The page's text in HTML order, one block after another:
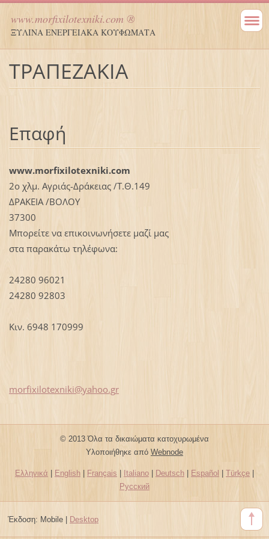
www.morfixilotexniki.com ®
ΞΥΛΙΝΑ ΕΝΕΡΓΕΙΑΚΑ ΚΟΥΦΩΜΑΤΑ
ΤΡΑΠΕΖΑΚΙΑ
Επαφή
www.morfixilotexniki.com
2ο χλμ. Αγριάς-Δράκειας /Τ.Θ.149
ΔΡΑΚΕΙΑ /ΒΟΛΟΥ
37300
Μπορείτε να επικοινωνήσετε μαζί μας
στα παρακάτω τηλέφωνα:
24280 96021
24280 92803
Κιν. 6948 170999
morfixilotexniki@yahoo.gr
© 2013 Όλα τα δικαιώματα κατοχυρωμένα
Υλοποιήθηκε από Webnode
Ελληνικά | English | Français | Italiano | Deutsch | Español | Türkçe |
Русский
Έκδοση: Mobile| Desktop